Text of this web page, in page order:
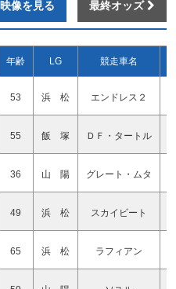
映像を見る 最終オッズ
年齢 LG 競走車名
53 浜 松 エンドレス２
55 飯 塚 ＤＦ・タートル
36 山 陽 グレート・ムタ
49 浜 松 スカイビート
65 浜 松 ラフィアン